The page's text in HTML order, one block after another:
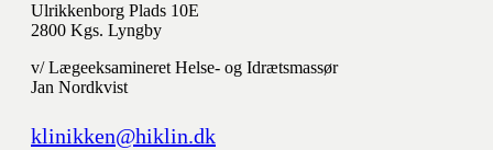
Ulrikkenborg Plads 10E
2800 Kgs. Lyngby
v/ Lægeeksamineret Helse- og Idrætsmassør
Jan Nordkvist
klinikken@hiklin.dk